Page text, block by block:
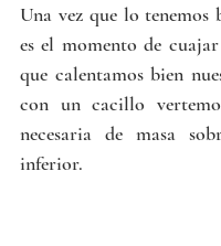
Una vez que lo tenemos
es el momento de
que calentamos bien
con un cacillo
necesaria de masa
inferior.